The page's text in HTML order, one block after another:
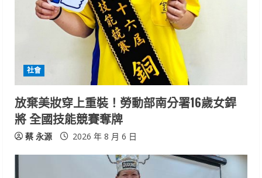
n
g
社會
放棄美妝穿上重裝！勞動部南分署16歲女銲
將 全國技能競賽奪牌
蔡 永源 2026 年 8 月 6 日